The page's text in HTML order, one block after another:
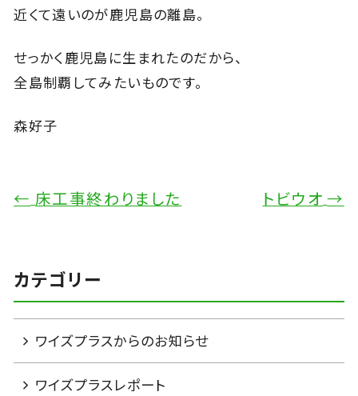
近くて遠いのが鹿児島の離島。
せっかく鹿児島に生まれたのだから、
全島制覇してみたいものです。
森好子
← 床工事終わりました トビウオ →
カテゴリー
ワイズプラスからのお知らせ
ワイズプラスレポート